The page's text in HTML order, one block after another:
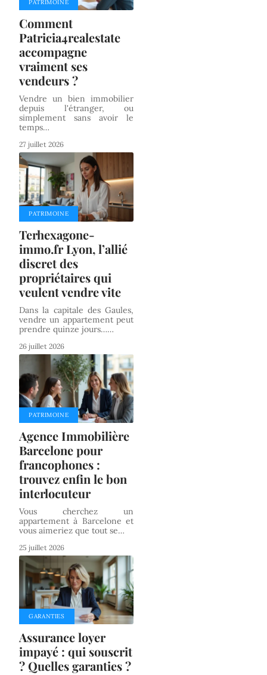
PATRIMOINE
Comment
Patricia4realestate
accompagne
vraiment ses
vendeurs ?
Vendre un bien immobilier
depuis l'étranger, ou
simplement sans avoir le
temps…
27 juillet 2026
PATRIMOINE
Terhexagone-
immo.fr Lyon, l’allié
discret des
propriétaires qui
veulent vendre vite
Dans la capitale des Gaules,
vendre un appartement peut
prendre quinze jours……
26 juillet 2026
PATRIMOINE
Agence Immobilière
Barcelone pour
francophones :
trouvez enfin le bon
interlocuteur
Vous cherchez un
appartement à Barcelone et
vous aimeriez que tout se…
25 juillet 2026
GARANTIES
Assurance loyer
impayé : qui souscrit
? Quelles garanties ?